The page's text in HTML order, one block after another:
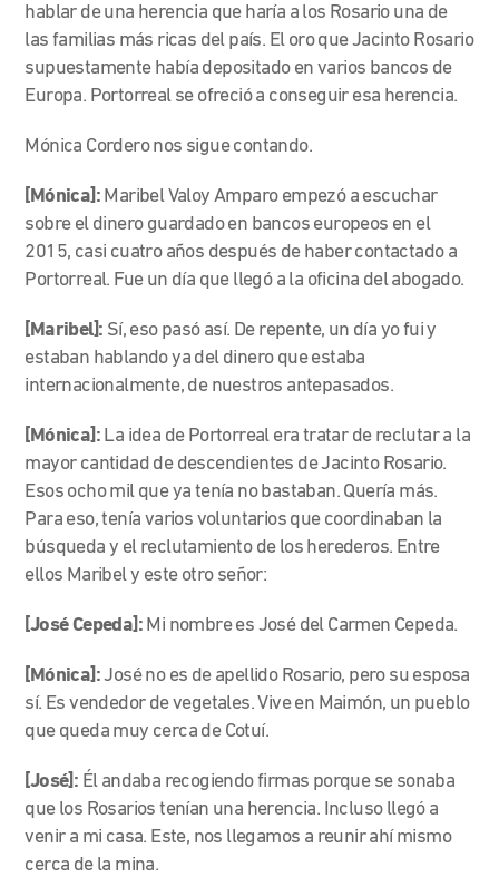
hablar de una herencia que haría a los Rosario una de
las familias más ricas del país. El oro que Jacinto Rosario
supuestamente había depositado en varios bancos de
Europa. Portorreal se ofreció a conseguir esa herencia.
Mónica Cordero nos sigue contando.
[Mónica]: Maribel Valoy Amparo empezó a escuchar
sobre el dinero guardado en bancos europeos en el
2015, casi cuatro años después de haber contactado a
Portorreal. Fue un día que llegó a la oficina del abogado.
[Maribel]: Sí, eso pasó así. De repente, un día yo fui y
estaban hablando ya del dinero que estaba
internacionalmente, de nuestros antepasados.
[Mónica]: La idea de Portorreal era tratar de reclutar a la
mayor cantidad de descendientes de Jacinto Rosario.
Esos ocho mil que ya tenía no bastaban. Quería más.
Para eso, tenía varios voluntarios que coordinaban la
búsqueda y el reclutamiento de los herederos. Entre
ellos Maribel y este otro señor:
[José Cepeda]: Mi nombre es José del Carmen Cepeda.
[Mónica]:José no es de apellido Rosario, pero su esposa
sí. Es vendedor de vegetales. Vive en Maimón, un pueblo
que queda muy cerca de Cotuí.
[José]: Él andaba recogiendo firmas porque se sonaba
que los Rosarios tenían una herencia. Incluso llegó a
venir a mi casa. Este, nos llegamos a reunir ahí mismo
cerca de la mina.